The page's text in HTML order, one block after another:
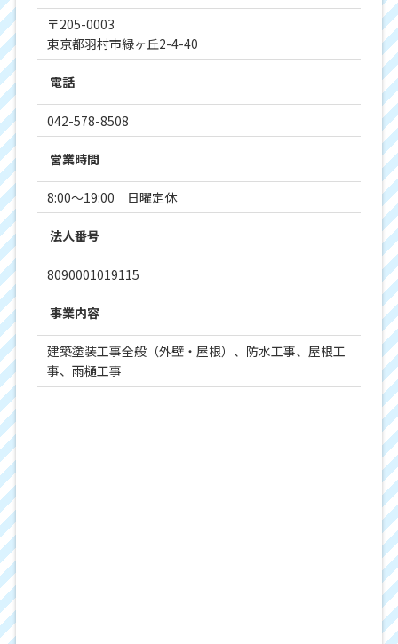
〒205-0003
東京都羽村市緑ヶ丘2-4-40
電話
042-578-8508
営業時間
8:00～19:00 日曜定休
法人番号
8090001019115
事業内容
建築塗装工事全般（外壁・屋根）、防水工事、屋根工
事、雨樋工事